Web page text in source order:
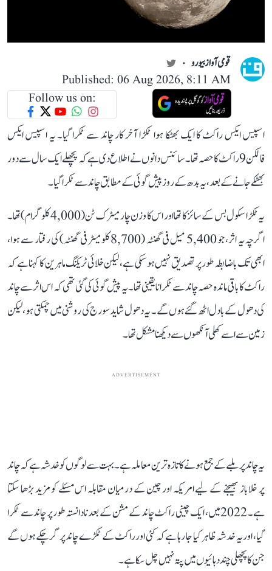
قومی آواز بیورو
Published: 06 Aug 2026, 8:11 AM
Follow us on:
اسپیس ایکس راکٹ کا ایک بھٹکا ہوا ٹکڑا آخر کار چاند سے ٹکرا گیا۔ یہ اسپیس ایکس
فالکن 9 راکٹ کا حصہ تھا۔ سائنس دانوں نے اطلاع دی ہے کہ پچھلے ایک سال سے دور
بھٹکے جانے کے بعد، یہ بدھ کے روز پیش گوئی کے مطابق چاند سے ٹکرا گیا۔
یہ ٹکڑا سکول بس کے سائز کا تھا اور اس کا وزن چار میٹرک ٹن (4,000 کلوگرام) تھا۔
اگرچہ یہ اثر، جو 5,400 میل فی گھنٹہ (8,700 کلومیٹر فی گھنٹہ) کی رفتار سے ہوا،
ابھی تک باضابطہ طور پر تصدیق نہیں ہوسکی ہے، لیکن خلائی ٹریکنگ ماہرین کا کہنا ہے کہ
راکٹ کا باقی ماندہ حصہ چاند سے ٹکرانا یقینی تھا۔ یہ پیش گوئی کی گئی تھی کہ اس اثر سے چاند
کی دھول کے بادل اٹھ گئے ہوں گے۔ یہ دھول شاید سورج کی روشنی میں چمکتی ہو، لیکن
زمین سے اسے کھلی آنکھوں سے دیکھنا مشکل تھا۔
ADVERTISEMENT
یہ چاند پر ملبے کے جمع ہونے کا تازہ ترین معاملہ ہے۔ بہت سے لوگوں کو خدشہ ہے کہ چاند
پر خلاباز بھیجنے کے لیے امریکہ اور چین کے درمیان مقابلہ اس مسئلے کو مزید بڑھا سکتا
ہے۔ 2022 میں، ایک چینی راکٹ چاند کے مشن کے بعد نادانستہ طور پر چاند سے ٹکرا
گیا، اور یہ خدشہ ظاہر کیا جا رہا ہے کہ کئی اور راکٹ کے ٹکڑے چاند پر گر چکے ہوں گے
جن کا پچھلی چند دہائیوں میں پتہ نہیں چل سکا ہے۔